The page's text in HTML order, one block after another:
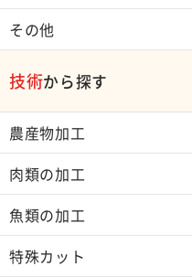
その他
技術から探す
農産物加工
肉類の加工
魚類の加工
特殊カット